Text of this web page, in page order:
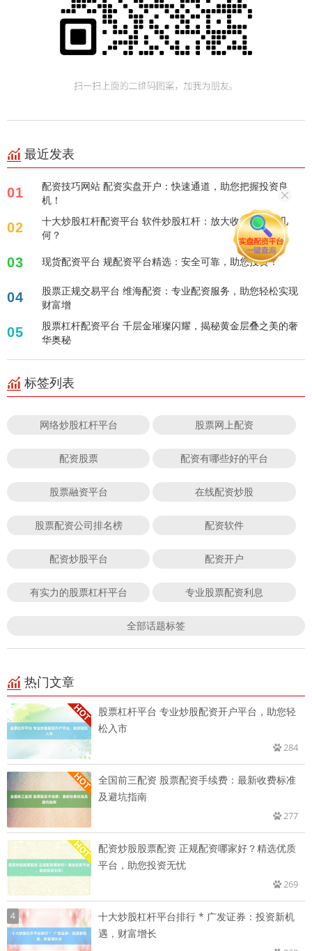
最近发表
01
配资技巧网站 配资实盘开户：快速通道，助您把握投资良
机！
02
十大炒股杠杆配资平台 软件炒股杠杆：放大收益，风险几
何？
03 现货配资平台 规配资平台精选：安全可靠，助您投资！
04
股票正规交易平台 维海配资：专业配资服务，助您轻松实现
财富增
05
股票杠杆配资平台 千层金璀璨闪耀，揭秘黄金层叠之美的奢
华奥秘
标签列表
网络炒股杠杆平台 股票网上配资
配资股票 配资有哪些好的平台
股票融资平台 在线配资炒股
股票配资公司排名榜 配资软件
配资炒股平台 配资开户
有实力的股票杠杆平台 专业股票配资利息
全部话题标签
热门文章
股票杠杆平台 专业炒股配资开户平台，助您轻
松入市
284
全国前三配资 股票配资手续费：最新收费标准
及避坑指南
277
配资炒股股票配资 正规配资哪家好？精选优质
平台，助您投资无忧
269
4
十大炒股杠杆平台排行 * 广发证券：投资新机
遇，财富增长